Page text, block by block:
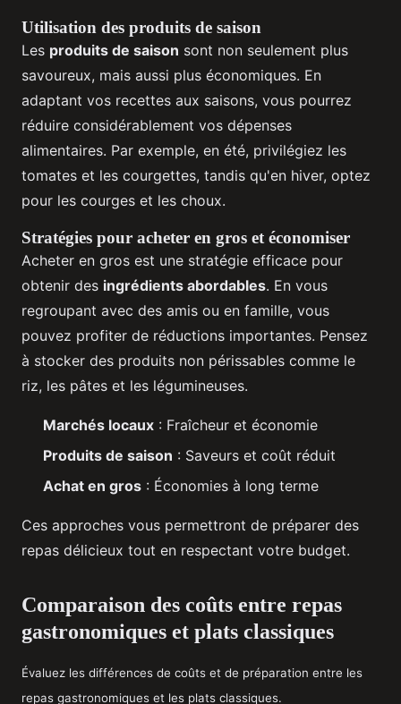
Utilisation des produits de saison
Les produits de saison sont non seulement plus
savoureux, mais aussi plus économiques. En
adaptant vos recettes aux saisons, vous pourrez
réduire considérablement vos dépenses
alimentaires. Par exemple, en été, privilégiez les
tomates et les courgettes, tandis qu'en hiver, optez
pour les courges et les choux.
Stratégies pour acheter en gros et économiser
Acheter en gros est une stratégie efficace pour
obtenir des ingrédients abordables. En vous
regroupant avec des amis ou en famille, vous
pouvez profiter de réductions importantes. Pensez
à stocker des produits non périssables comme le
riz, les pâtes et les légumineuses.
Marchés locaux : Fraîcheur et économie
Produits de saison : Saveurs et coût réduit
Achat en gros : Économies à long terme
Ces approches vous permettront de préparer des
repas délicieux tout en respectant votre budget.
Comparaison des coûts entre repas
gastronomiques et plats classiques
Évaluez les différences de coûts et de préparation entre les
repas gastronomiques et les plats classiques.